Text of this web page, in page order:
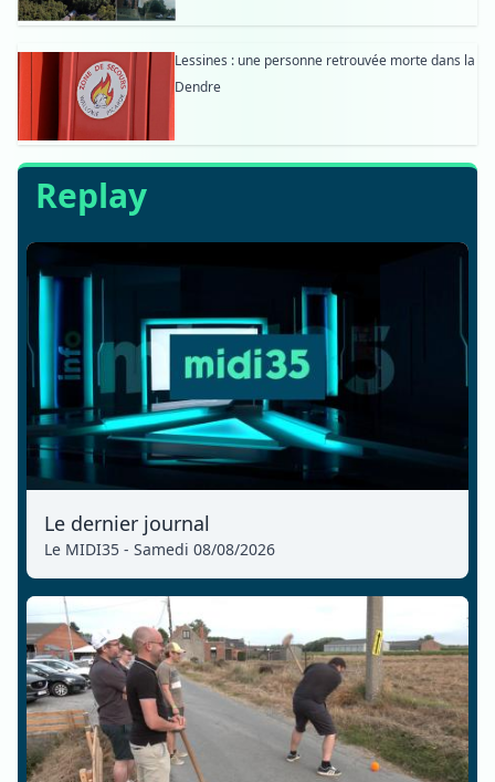
Lessines : une personne retrouvée morte dans la
Dendre
Replay
Le dernier journal
Le MIDI35 - Samedi 08/08/2026